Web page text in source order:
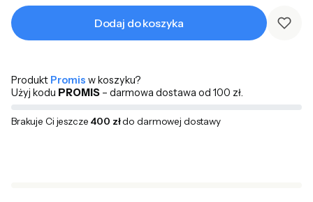
Dodaj do koszyka
Produkt Promis w koszyku?
Użyj kodu PROMIS – darmowa dostawa od 100 zł.
Brakuje Ci jeszcze 400 złdo darmowej dostawy